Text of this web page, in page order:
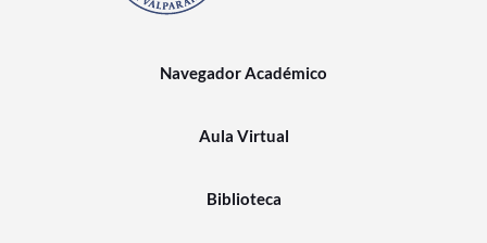
Navegador Académico
Aula Virtual
Biblioteca